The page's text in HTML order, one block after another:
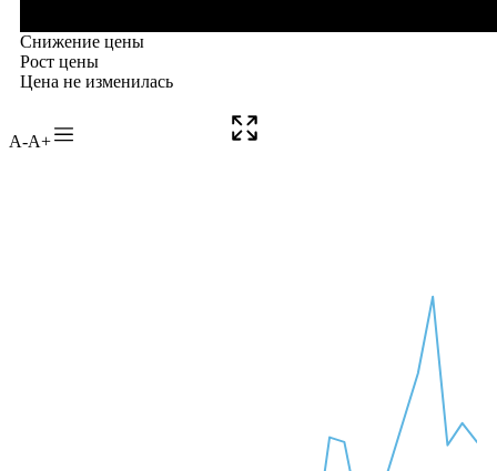
A-A+